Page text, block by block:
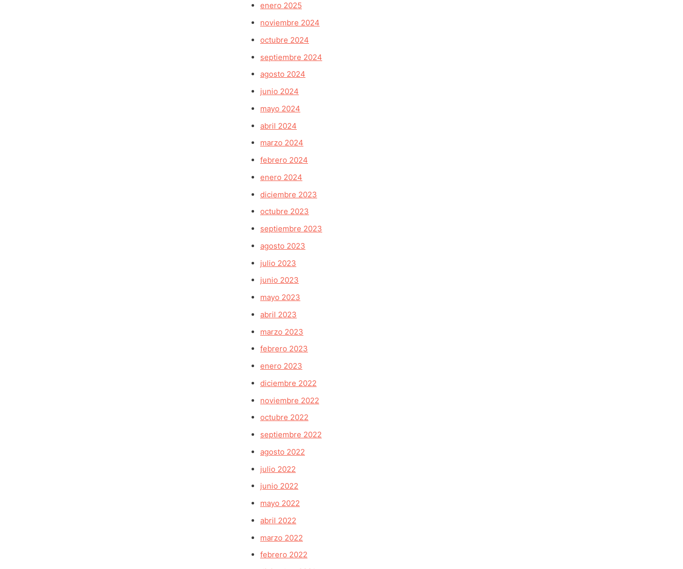
enero 2025
noviembre 2024
octubre 2024
septiembre 2024
agosto 2024
junio 2024
mayo 2024
abril 2024
marzo 2024
febrero 2024
enero 2024
diciembre 2023
octubre 2023
septiembre 2023
agosto 2023
julio 2023
junio 2023
mayo 2023
abril 2023
marzo 2023
febrero 2023
enero 2023
diciembre 2022
noviembre 2022
octubre 2022
septiembre 2022
agosto 2022
julio 2022
junio 2022
mayo 2022
abril 2022
marzo 2022
febrero 2022